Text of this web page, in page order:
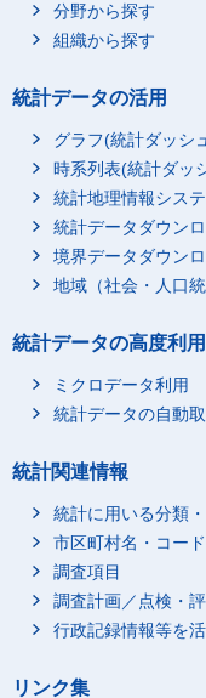
分野から探す
組織から探す
統計データの活用
グラフ(統計ダッシ
時系列表(統計ダッ
統計地理情報シス
統計データダウン
境界データダウン
地域（社会・人口統
統計データの高度利用
ミクロデータ利用
統計データの自動
統計関連情報
統計に用いる分類
市区町村名・コード
調査項目
調査計画／点検・
行政記録情報等を
リンク集